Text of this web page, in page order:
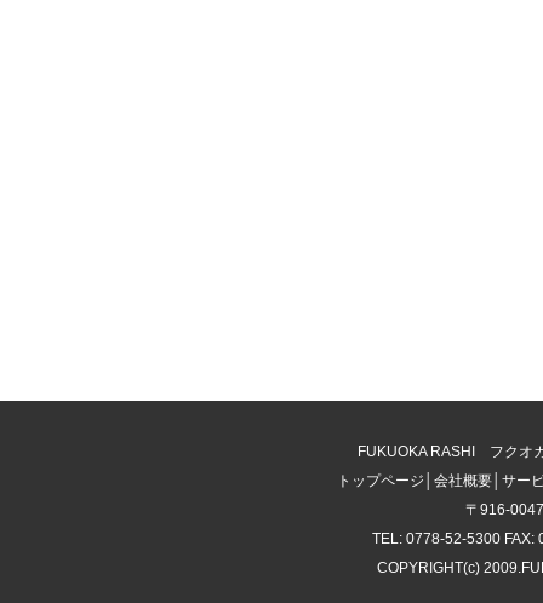
FUKUOKA RASHI フクオ
トップページ
会社概要 サー
〒916-
TEL: 0778-52-5300 FAX:
COPYRIGHT(c)